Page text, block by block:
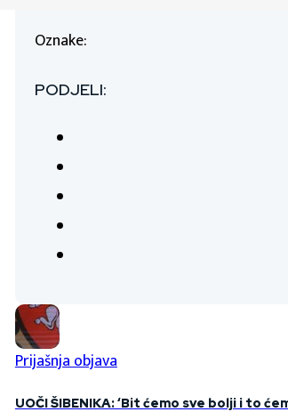
Oznake:
PODJELI:
Prijašnja objava
UOČI ŠIBENIKA: ‘Bit ćemo sve bolji i to